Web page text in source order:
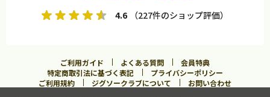
4.6 （227件のショップ評価）
ご利用ガイド よくある質問
会員特典
特定商取引法に基づく表記
プライバシーポリシー
ご利用規約
ジグソークラブについて お問い合わせ